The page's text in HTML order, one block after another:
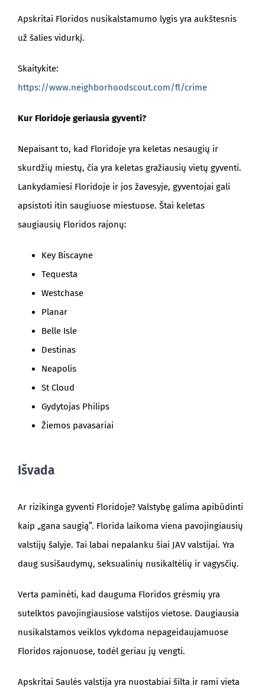
Apskritai Floridos nusikalstamumo lygis yra aukštesnis
už šalies vidurkį.
Skaitykite:
https://www.neighborhoodscout.com/fl/crime
Kur Floridoje geriausia gyventi?
Nepaisant to, kad Floridoje yra keletas nesaugių ir
skurdžių miestų, čia yra keletas gražiausių vietų gyventi.
Lankydamiesi Floridoje ir jos žavesyje, gyventojai gali
apsistoti itin saugiuose miestuose. Štai keletas
saugiausių Floridos rajonų:
Key Biscayne
Tequesta
Westchase
Planar
Belle Isle
Destinas
Neapolis
St Cloud
Gydytojas Philips
Žiemos pavasariai
Išvada
Ar rizikinga gyventi Floridoje? Valstybę galima apibūdinti
kaip „gana saugią”. Florida laikoma viena pavojingiausių
valstijų šalyje. Tai labai nepalanku šiai JAV valstijai. Yra
daug susišaudymų, seksualinių nusikaltėlių ir vagysčių.
Verta paminėti, kad dauguma Floridos grėsmių yra
sutelktos pavojingiausiose valstijos vietose. Daugiausia
nusikalstamos veiklos vykdoma nepageidaujamuose
Floridos rajonuose, todėl geriau jų vengti.
Apskritai Saulės valstija yra nuostabiai šilta ir rami vieta